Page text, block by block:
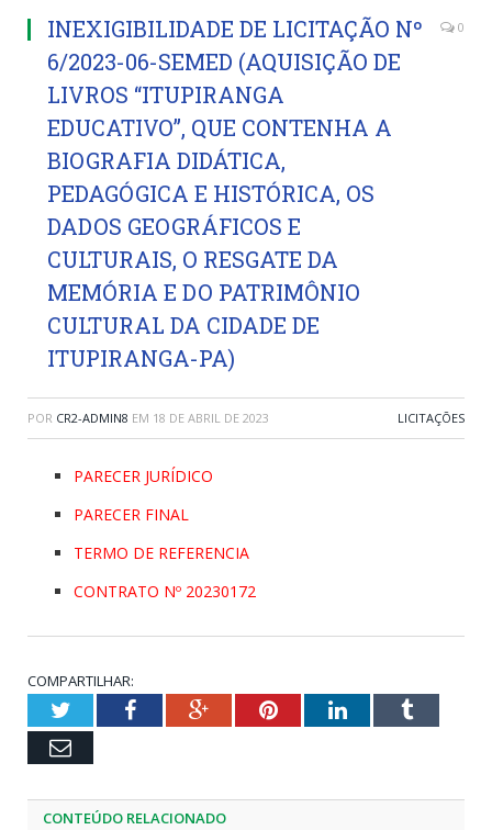
INEXIGIBILIDADE DE LICITAÇÃO Nº
6/2023-06-SEMED (AQUISIÇÃO DE
LIVROS “ITUPIRANGA
EDUCATIVO”, QUE CONTENHA A
BIOGRAFIA DIDÁTICA,
PEDAGÓGICA E HISTÓRICA, OS
DADOS GEOGRÁFICOS E
CULTURAIS, O RESGATE DA
MEMÓRIA E DO PATRIMÔNIO
CULTURAL DA CIDADE DE
ITUPIRANGA-PA)
0
POR CR2-ADMIN8 EM 18 DE ABRIL DE 2023 LICITAÇÕES
PARECER JURÍDICO
PARECER FINAL
TERMO DE REFERENCIA
CONTRATO Nº 20230172
COMPARTILHAR:
TwitterFacebookGoogle+PinterestLinkedInTumblr
Email
CONTEÚDO RELACIONADO